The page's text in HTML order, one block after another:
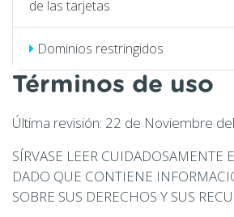
de las tarjetas
Dominios restringidos
Términos de uso
Última revisión: 22 de Noviembre
SÍRVASE LEER CUIDADOSAMENTE
DADO QUE CONTIENE
SOBRE SUS DERECHOS Y SUS